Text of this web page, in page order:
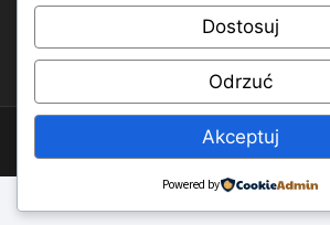
Polityka prywatności
© 2026 SkutecznyEbiznes.pl
Dostosuj
Odrzuć
Akceptuj
Powered by